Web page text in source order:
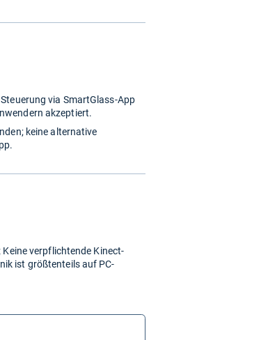
159,68 €
via SmartGlass-App
akzeptiert.
keine alternative
verpflichtende Kinect-
ist größtenteils auf PC-